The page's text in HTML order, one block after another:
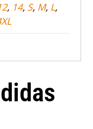
, 14, S, M, L,